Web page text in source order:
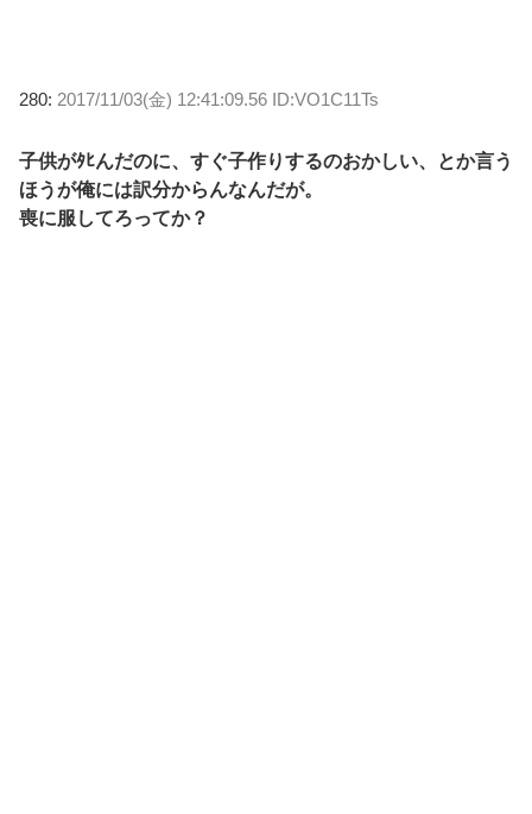
280: 2017/11/03(金) 12:41:09.56 ID:VO1C11Ts
子供がﾀﾋんだのに、すぐ子作りするのおかしい、とか言う
ほうが俺には訳分からんなんだが。
喪に服してろってか？